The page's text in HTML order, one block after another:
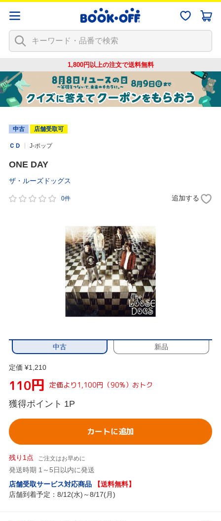
1,800円以上の注文で送料無料
中古 店舗受取可
ＣＤ J-ポップ
ONE DAY
ザ・ルーズドッグス
0件 追加する
中古 新品
定価 ¥1,210
110円 定価より1,100円（90%）おトク
獲得ポイント 1P
カートに追加
残り1点 ご注文はお早めに
発送時期 1～5日以内に発送
店舗受取サービス対応商品
【送料無料】
店舗到着予定：8/12(水)～8/17(月)